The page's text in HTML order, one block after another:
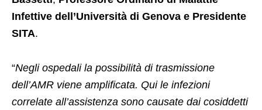
Infettive dell’Università di Genova e Presidente
SITA.
“Negli ospedali la possibilità di trasmissione
dell’AMR viene amplificata. Qui le infezioni
correlate all’assistenza sono causate dai cosiddetti